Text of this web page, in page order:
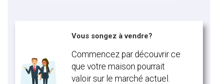
Vous songez à vendre?
Commencez par découvrir ce
que votre maison pourrait
valoir sur le marché actuel.